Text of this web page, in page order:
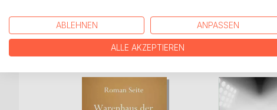
WEITERE TITEL BEIBoD
ABLEHNEN ANPASSEN
ALLE AKZEPTIEREN